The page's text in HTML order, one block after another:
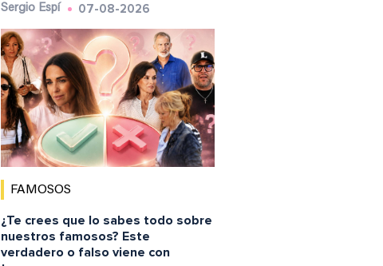
Sergio Espí 07-08-2026
FAMOSOS
¿Te crees que lo sabes todo sobre
nuestros famosos? Este
verdadero o falso viene con